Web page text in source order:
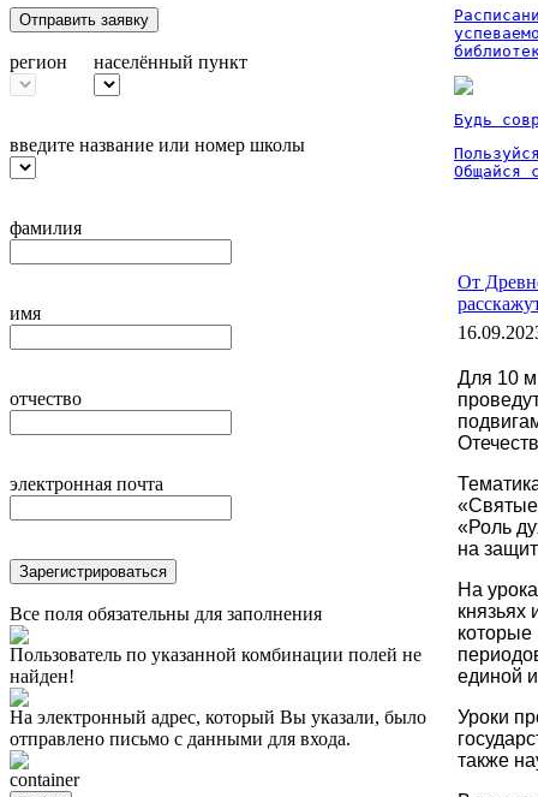
Отправить заявку
регион населённый пункт
введите название или номер школы
фамилия
имя
отчество
электронная почта
Зарегистрироваться
Все поля обязательны для заполнения
Пользователь по указанной комбинации полей не
найден!
На электронный адрес, который Вы указали, было
отправлено письмо с данными для входа.
container
Будь
Общайся
От
Для 10
«Роль
на
На
князьях
которые
единой
Уроки
также